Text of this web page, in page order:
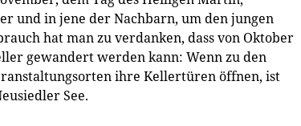
und in jene der Nachbarn, um den jungen
hat man zu verdanken, dass von Oktober
gewandert werden kann: Wenn zu den
ihre Kellertüren öffnen, ist
See.